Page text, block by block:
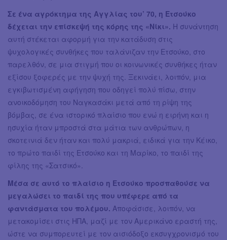
Σε ένα αγρόκτημα της Αγγλίας του’ 70, η Ετσούκο
δέχεται την επίσκεψή της κόρης της «Νίκι». Η συνάντηση
αυτή στέκεται αφορμή για την κατάδυση στις
ψυχολογικές συνθήκες που ταλάνιζαν την Ετσούκο, στο
παρελθόν, σε μια στιγμή που οι κοινωνικές συνθήκες ήταν
εξίσου ξοφερές με την ψυχή της. Ξεκινάει, λοιπόν, μια
εγκιβωτισμένη αφήγηση που οδηγεί πολύ πίσω, στην
ανοικοδόμηση του Ναγκασάκι μετά από τη ρίψη της
βόμβας, σε ένα ιστορικό πλαίσιο που ενώ η ειρήνη και η
ησυχία ήταν μπροστά στα μάτια των ανθρώπων, η
σκοτεινιά δεν ήταν και πολύ μακριά, ειδικά για την Κέικο,
το πρώτο παιδί της Ετσούκο και τη Μαρίκο, το παιδί της
φίλης της «Σατσικό».
Μέσα σε αυτό το πλαίσιο η Ετσούκο προσπαθούσε να
μεγαλώσει το παιδί της που υπέφερε από τα
φαντάσματα του πολέμου. Αποφάσισε, λοιπόν, να
μετακομίσει στις ΗΠΑ, μαζί με τον Αμερικάνο εραστή της,
ώστε να συμπορευτεί με τον αισιόδοξο εκσυγχρονισμό του